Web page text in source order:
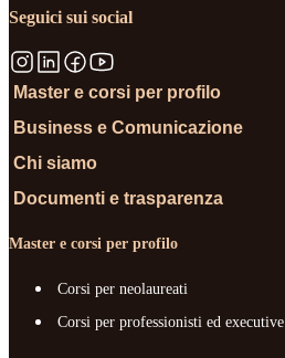
Seguici sui social
Master e corsi per profilo
Business e Comunicazione
Chi siamo
Documenti e trasparenza
Master e corsi per profilo
Corsi per neolaureati
Corsi per professionisti ed executive